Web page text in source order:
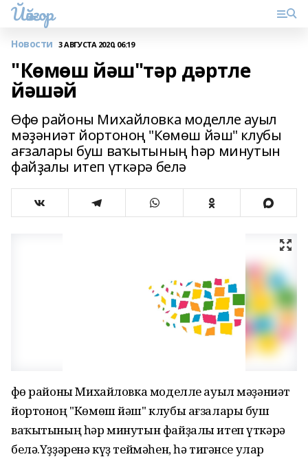
Йәйғор
Новости 3 АВГУСТА 2020, 06:19
"Көмөш йәш"тәр дәртле
йәшәй
Өфө районы Михайловка моделле ауыл
мәҙәниәт йортоноң "Көмөш йәш" клубы
ағзалары буш ваҡытының һәр минутын
файҙалы итеп үткәрә белә
Өфө районы Михайловка моделле ауыл мәҙәниәт
йортоноң "Көмөш йәш" клубы ағзалары буш
ваҡытының һәр минутын файҙалы итеп үткәрә
белә.Үҙҙәренә күҙ теймәһен, һә тигәнсе улар